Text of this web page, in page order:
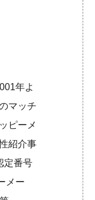
年よ
マッチ
ピーメ
紹介事
定番号
メー